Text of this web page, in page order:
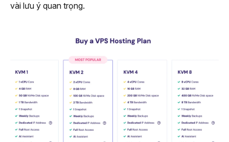
vài lưu ý quan trọng.